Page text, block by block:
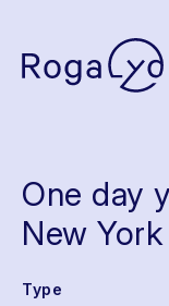
One day
New
Type